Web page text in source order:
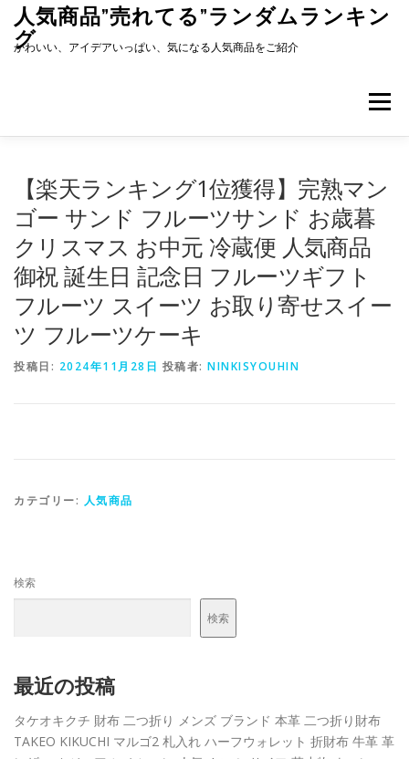
キ
人気商品”売れてる”ランダムランキン
グ
かわいい、アイデアいっぱい、気になる人気商品をご紹介
メニュー
【楽天ランキング1位獲得】完熟マン
ゴー サンド フルーツサンド お歳暮
クリスマス お中元 冷蔵便 人気商品
御祝 誕生日 記念日 フルーツギフト
フルーツ スイーツ お取り寄せスイー
ツ フルーツケーキ
投稿日: 2024年11月28日 投稿者: NINKISYOUHIN
カテゴリー: 人気商品
検索
検索
最近の投稿
タケオキクチ 財布 二つ折り メンズ ブランド 本革 二つ折り財布
TAKEO KIKUCHI マルゴ2 札入れ ハーフウォレット 折財布 牛革 革